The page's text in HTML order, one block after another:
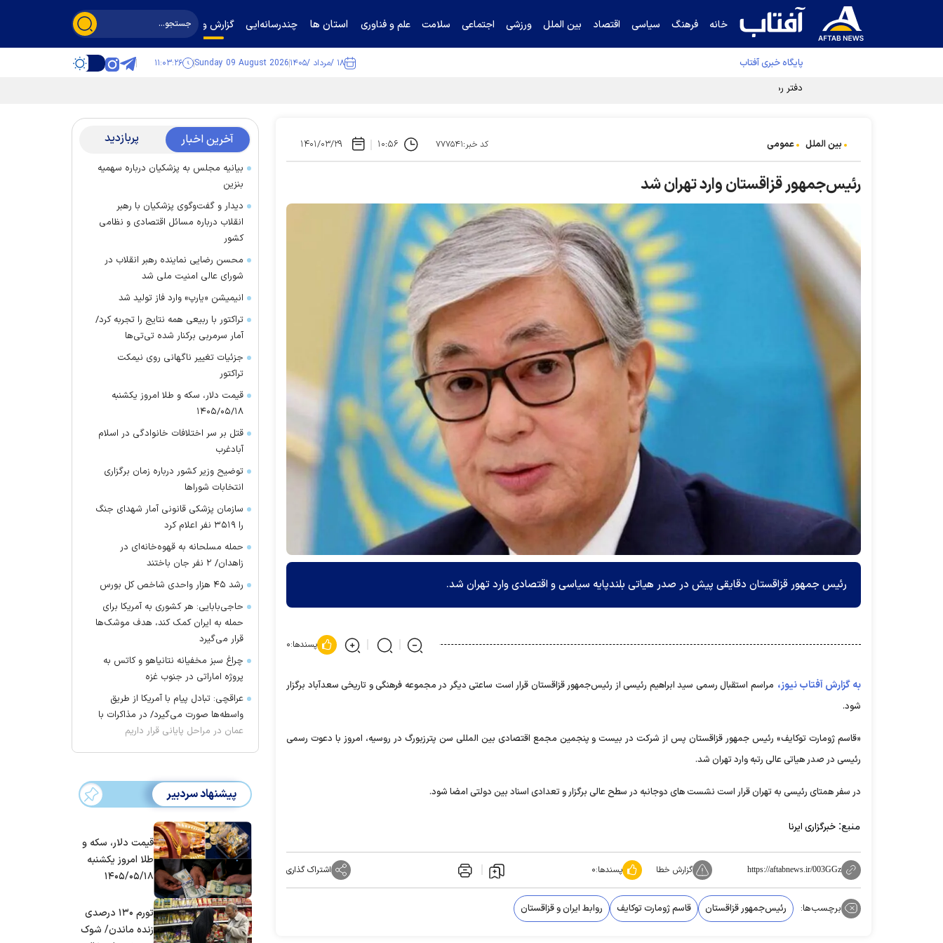
خانه فرهنگ سیاسی اقتصاد بین الملل ورزشی اجتماعی سلامت علم و فناوری استان ها چندرسانه‌ایی گزارش و گفت‌وگو
پایگاه خبری آفتاب ۱۸ /مرداد /۱۴۰۵ Sunday 09 August 2026 ۱۱:۰۳:۲۷
دفتر رهبر انقلاب ادعای خرازی درباره پزشکیان را تکذیب کرد
بین الملل عمومی کد خبر:۷۷۷۵۴۱ ۱۰:۵۶ ۱۴۰۱/۰۳/۲۹
رئیس‌جمهور قزاقستان وارد تهران شد
رئیس جمهور قزاقستان دقایقی پیش در صدر هیاتی بلندپایه سیاسی و اقتصادی وارد تهران شد.
پسندها:۰
به گزارش آفتاب نیوز، مراسم استقبال رسمی سید ابراهیم رئیسی از رئیس‌جمهور قزاقستان قرار است ساعتی دیگر در مجموعه فرهنگی و تاریخی سعدآباد برگزار
شود.
«قاسم ژومارت توکایف» رئیس جمهور قزاقستان پس از شرکت در بیست و پنجمین مجمع اقتصادی بین المللی سن پترزبورگ در روسیه، امروز با دعوت رسمی
رئیسی در صدر هیاتی عالی رتبه وارد تهران شد.
در سفر همتای رئیسی به تهران قرار است نشست های دوجانبه در سطح عالی برگزار و تعدادی اسناد بین دولتی امضا شود.
منبع: خبرگزاری ایرنا
https://aftabnews.ir/003GGz گزارش خطا پسندها:۰ اشتراک گذاری
برچسب‌ها: رئیس‌جمهور قزاقستان قاسم ژومارت توکایف روابط ایران و قزاقستان
آخرین اخبار پربازدید
بیانیه مجلس به پزشکیان درباره سهمیه
بنزین
دیدار و گفت‌وگوی پزشکیان با رهبر
انقلاب درباره مسائل اقتصادی و نظامی
کشور
محسن رضایی نماینده رهبر انقلاب در
شورای عالی امنیت ملی شد
انیمیشن «یارپ» وارد فاز تولید شد
تراکتور با ربیعی همه نتایج را تجربه کرد/
آمار سرمربی برکنار شده تی‌تی‌ها
جزئیات تغییر ناگهانی روی نیمکت
تراکتور
قیمت دلار، سکه و طلا امروز یکشنبه
۱۴۰۵/۰۵/۱۸
قتل بر سر اختلافات خانوادگی در اسلام
آبادغرب
توضیح وزیر کشور درباره زمان برگزاری
انتخابات شورا‌ها
سازمان پزشکی قانونی آمار شهدای جنگ
را ۳۵۱۹ نفر اعلام کرد
حمله مسلحانه به قهوه‌خانه‌ای در
زاهدان/ ۲ نفر جان باختند
رشد ۴۵ هزار واحدی شاخص کل بورس
حاجی‌بابایی: هر کشوری به آمریکا برای
حمله به ایران کمک کند، هدف موشک‌ها
قرار می‌گیرد
چراغ سبز مخفیانه نتانیاهو و کاتس به
پروژه اماراتی در جنوب غزه
عراقچی: تبادل پیام با آمریکا از طریق
واسطه‌ها صورت می‌گیرد/ در مذاکرات با
عمان در مراحل پایانی قرار داریم
پیشنهاد سردبیر
قیمت دلار، سکه و
طلا امروز یکشنبه
۱۴۰۵/۰۵/۱۸
تورم ۱۳۰ درصدی
زنده ماندن/ شوک